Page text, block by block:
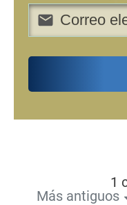
1
Más antiguos